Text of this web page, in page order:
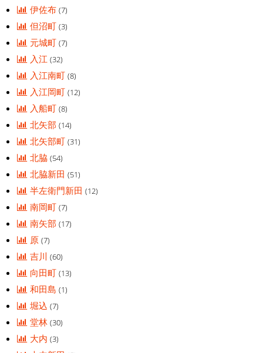
伊佐布(7)
但沼町(3)
元城町(7)
入江(32)
入江南町(8)
入江岡町(12)
入船町(8)
北矢部(14)
北矢部町(31)
北脇(54)
北脇新田(51)
半左衛門新田(12)
南岡町(7)
南矢部(17)
原(7)
吉川(60)
向田町(13)
和田島(1)
堀込(7)
堂林(30)
大内(3)